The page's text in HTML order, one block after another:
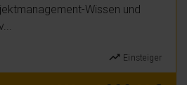
Wissen und
trending_up Einsteiger